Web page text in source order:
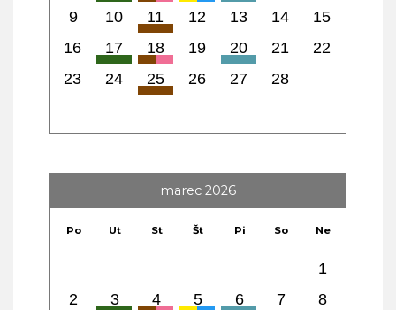
9
10 11 12 13 14
15
16
17 18 19 20 21
22
23
24 25 26 27 28
marec 2026
Po Ut St Št Pi So Ne
1
2
3 4 5 6 7
8